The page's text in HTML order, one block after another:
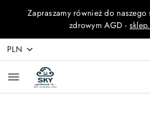
Przejdź do treści głównej
Przejdź do wyszukiwarki
Przejdź do moje konto
Przejdź do menu głównego
Przejdź do opisu produktu
Przejdź do stopki
Zapraszamy również do naszego
zdrowym AGD -
PLN